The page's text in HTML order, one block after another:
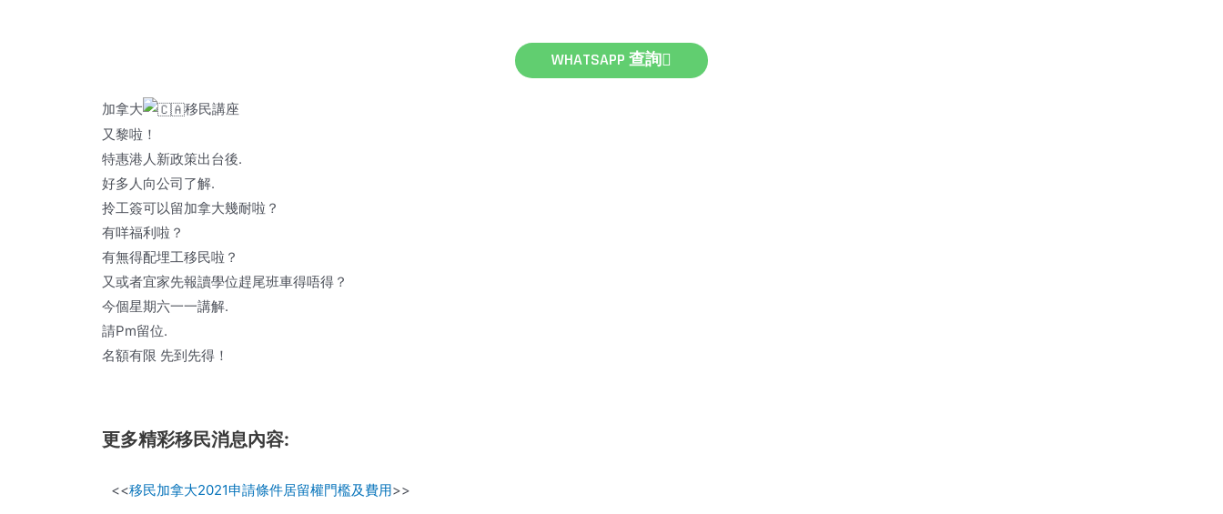
WHATSAPP 查詢
加拿大
移民講座
又黎啦！
特惠港人新政策出台後.
好多人向公司了解.
拎工簽可以留加拿大幾耐啦？
有咩福利啦？
有無得配埋工移民啦？
又或者宜家先報讀學位趕尾班車得唔得？
今個星期六一一講解.
請Pm留位.
名額有限 先到先得！
更多精彩移民消息內容:
<<移民加拿大2021申請條件居留權門檻及費用>>